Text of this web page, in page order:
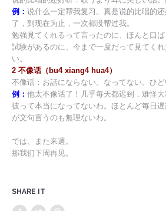
例： 说什么一定帮我复习。真是说的比唱的
了，到现在为止，一次都没帮过我。
勉強見てくれるって言ったのに、ほんと口
試験があるのに、今まで一度だって見てく
い。
2 不像话（bu4 xiang4 hua4）
不像话：お話にならない。なってない。ひど
例： 他太不像话了！几乎每天都迟到，难怪大
彼って本当になってないわ。ほとんど毎日
が文句言うのも無理ないわ。
では、また来週。
那我们下周再见。
SHARE IT